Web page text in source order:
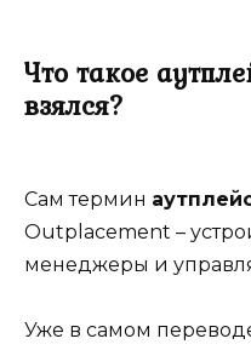
Что такое
взялся?
Сам термин
Outplacement –
менеджеры и
Уже в самом